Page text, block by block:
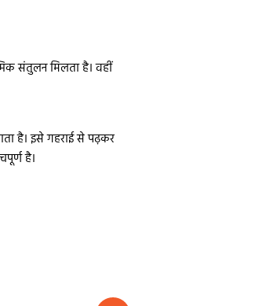
संतुलन मिलता है। वहीं
है। इसे गहराई से पढ़कर
है।